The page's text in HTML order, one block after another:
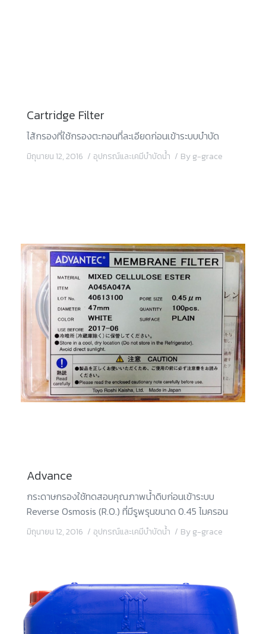
Cartridge Filter
ไส้กรองที่ใช้กรองตะกอนที่ละเอียดก่อนเข้าระบบบำบัด
มิถุนายน 12, 2016 อุปกรณ์และเคมีบำบัดน้ำ Byg-grace
Advance
กระดาษกรองใช้ทดสอบคุณภาพน้ำดิบก่อนเข้าระบบ
Reverse Osmosis (R.O.) ที่มีรูพรุนขนาด 0.45 ไมครอน
มิถุนายน 12, 2016 อุปกรณ์และเคมีบำบัดน้ำ Byg-grace